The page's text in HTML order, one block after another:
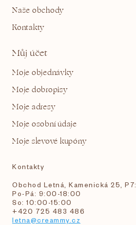
Naše obchody
Kontakty
Můj účet
Moje objednávky
Moje dobropisy
Moje adresy
Moje osobní údaje
Moje slevové kupóny
Kontakty
Obchod Letná, Kamenická 25, P7:
Po-Pá: 9:00-18:00
So: 10:00-15:00
+420 725 483 486
letna@creammy.cz